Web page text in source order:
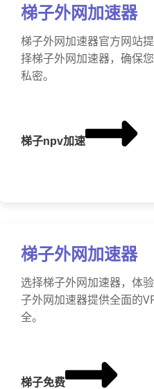
梯子外网加速器
梯子外网加速器官方网站
择梯子外网加速器，确保
私密。
梯子npv加速
梯子外网加速器
选择梯子外网加速器，体
子外网加速器提供全面的
全。
梯子免费